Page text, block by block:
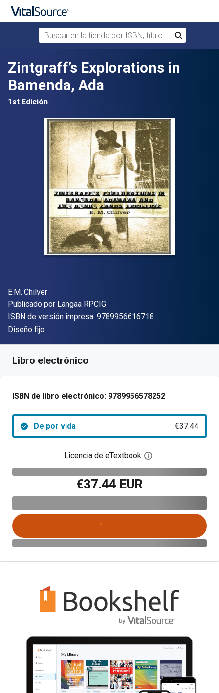
Saltar al contenido principal
Buscar en la tienda por ISBN, título o autor
Buscar
Zintgraff’s Explorations in
Bamenda, Ada
1st Edición
Autor(es)
E.M. Chilver
Editorial
Publicado por Langaa RPCIG
ISBN de versión impresa: 9789956616718
Formato
Diseño fijo
Libro electrónico
ISBN de libro electrónico: 9789956578252
De por vida €37.44
Licencia de eTextbook Abre el cuadro de
€37.44 EUR